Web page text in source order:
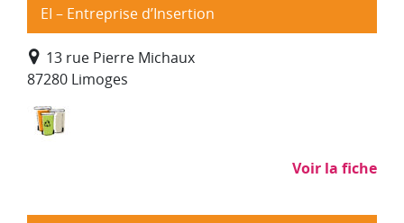
EI – Entreprise d’Insertion
13 rue Pierre Michaux
87280 Limoges
Voir la fiche